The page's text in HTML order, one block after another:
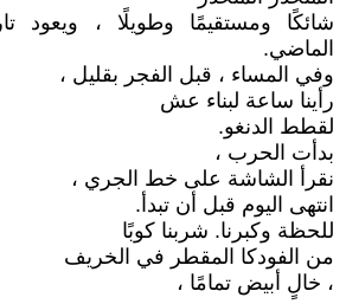
شائكًا ومستقيمًا وطويلًا ، ويعود
الماضي.
وفي المساء ، قبل الفجر بقليل ،
رأينا ساعة لبناء عش
لقطط الدنغو.
بدأت الحرب ،
نقرأ الشاشة على خط الجري ،
انتهى اليوم قبل أن تبدأ.
للحظة وكبرنا. شربنا كوبًا
من الفودكا المقطر في الخريف
، خالٍ أبيض تمامًا ،